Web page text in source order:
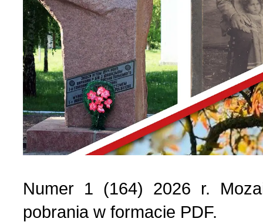
Numer 1 (164) 2026 r.
pobrania w formacie PDF.